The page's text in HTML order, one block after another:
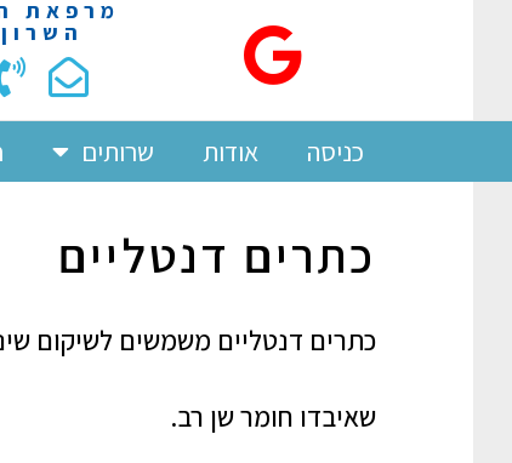
מרפאת
השרון
כניסה אודות שרותים
כתרים דנטליים
כתרים דנטליים משמשים לשיקום
שאיבדו חומר שן רב.